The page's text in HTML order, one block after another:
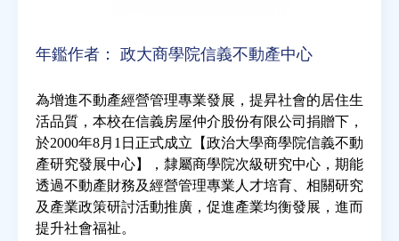
年鑑作者： 政大商學院信義不動產中心
為增進不動產經營管理專業發展，提昇社會的居住生
活品質，本校在信義房屋仲介股份有限公司捐贈下，
於2000年8月1日正式成立【政治大學商學院信義不動
產研究發展中心】，隸屬商學院次級研究中心，期能
透過不動產財務及經營管理專業人才培育、相關研究
及產業政策研討活動推廣，促進產業均衡發展，進而
提升社會福祉。